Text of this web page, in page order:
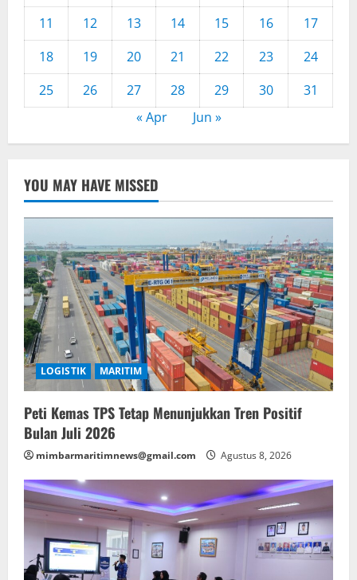
11
12 13 14 15 16
17
18
19 20 21 22 23
24
25
26 27 28 29 30
31
« Apr
Jun »
YOU MAY HAVE MISSED
LOGISTIK MARITIM
Peti Kemas TPS Tetap Menunjukkan Tren Positif
Bulan Juli 2026
mimbarmaritimnews@gmail.com Agustus 8, 2026